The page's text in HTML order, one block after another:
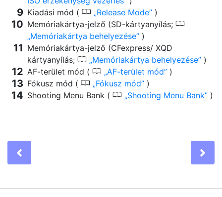
Kiadási mód ( 0 Release Mode )
Memóriakártya-jelző (SD-kártyanyílás; 0
Memóriakártya behelyezése )
Memóriakártya-jelző (CFexpress/ XQD
kártyanyílás; 0 Memóriakártya behelyezése )
AF-terület mód ( 0 AF-terület mód
)
Fókusz mód ( 0 Fókusz mód
)
Shooting Menu Bank ( 0 Shooting Menu Bank )